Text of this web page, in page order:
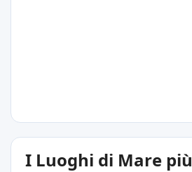
27°C
I Luoghi di Mare più